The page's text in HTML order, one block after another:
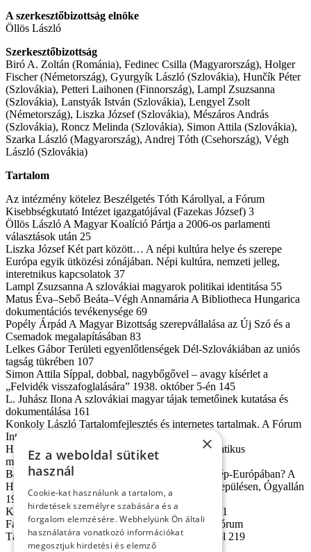
A szerkesztőbizottság elnöke
Öllös László
Szer­kesz­tő­bi­zott­ság
Biró A. Zoltán (Románia), Fedinec Csilla (Magyarország), Holger
Fischer (Németország), Gyurgyík László (Szlovákia), Hunčík Péter
(Szlovákia), Petteri Laihonen (Finnország), Lampl Zsuzsanna
(Szlovákia), Lanstyák István (Szlovákia), Lengyel Zsolt
(Németország), Liszka József (Szlovákia), Mészáros András
(Szlovákia), Roncz Melinda (Szlovákia), Simon Attila (Szlovákia),
Szarka László (Magyarország), Andrej Tóth (Csehország), Végh
László (Szlovákia)
Tar­ta­lom
Az intézmény kötelez Beszélgetés Tóth Károllyal, a Fórum
Kisebbségkutató Intézet igazgatójával (Fazekas József) 3
Öllös László A Magyar Koalíció Pártja a 2006-os parlamenti
választások után 25
Liszka József Két part között… A népi kultúra helye és szerepe
Európa egyik ütközési zónájában. Népi kultúra, nemzeti jelleg,
interetnikus kapcsolatok 37
Lampl Zsuzsanna A szlovákiai magyarok politikai identitása 55
Matus Éva–Sebő Beáta–Végh Annamária A Bibliotheca Hungarica
dokumentációs tevékenysége 69
Popély Árpád A Magyar Bizottság szerepvállalása az Új Szó és a
Csemadok megalapításában 83
Lelkes Gábor Területi egyenlőtlenségek Dél-Szlovákiában az uniós
tagság tükrében 107
Simon Attila Síppal, dobbal, nagybőgővel – avagy kísérlet a
„Felvidék visszafoglalására” 1938. október 5-én 145
L. Juhász Ilona A szlovákiai magyar tájak temetőinek kutatása és
dokumentálása 161
Konkoly László Tartalomfejlesztés és internetes tartalmak. A Fórum
Intézet adatbázisai 169
Hunèík Péter Interetnikus tréningek pszichodramatikus
módszerekkel 179
Bagin Árpád Egy új néprajzi jelenség Kelet-Közép-Európában? A
Halloween és a tökbábukészítés egy kisalföldi településen, Ógyallán
195
Kusy Ferenc A Fórum Intézet és a digitalizálás 211
Fazekas József Kisebbség – tudományosság. A Fórum
Társadalomtudományi Szemle nyolc évfolyamáról 219
×
Ez a weboldal sütiket
használ
Cookie-kat használunk a tartalom, a
hirdetések személyre szabására és a
forgalom elemzésére. Webhelyünk Ön általi
használatára vonatkozó információkat
megosztjuk hirdetési és elemző